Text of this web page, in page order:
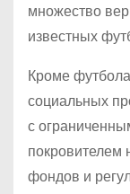
множество
известных
Кроме
социальных
с
покровителем
фондов и